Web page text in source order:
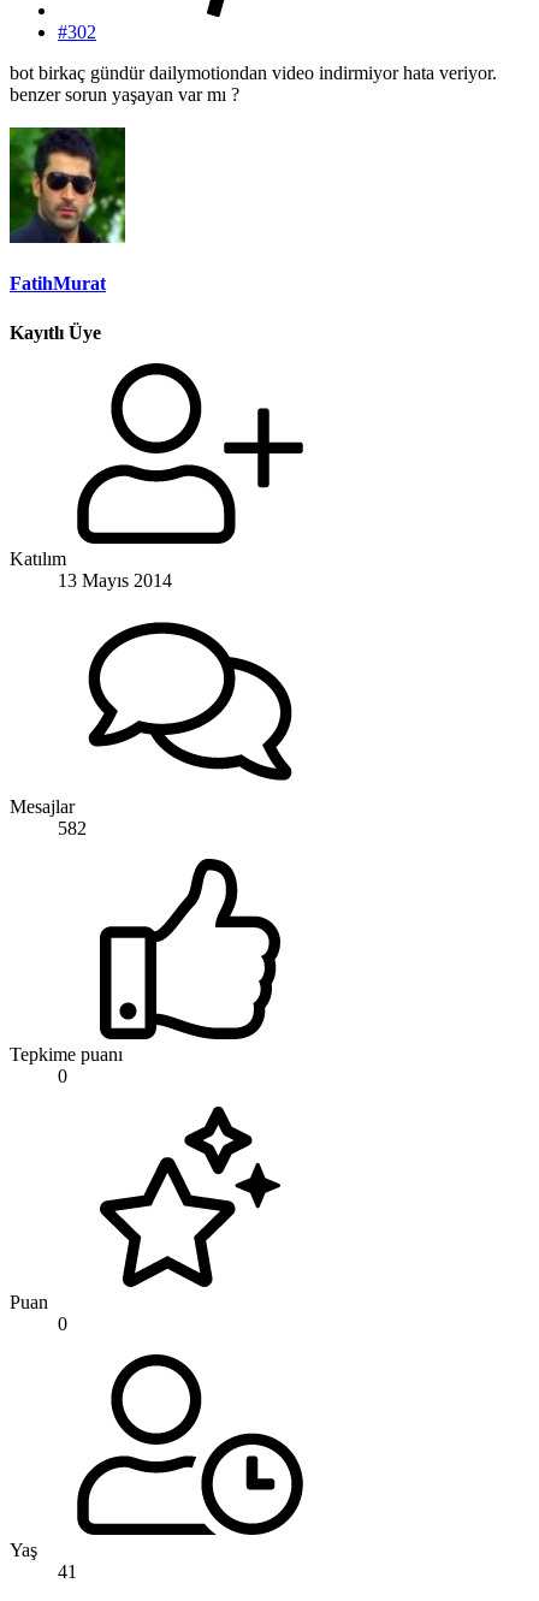
#302
bot birkaç gündür dailymotiondan video indirmiyor hata veriyor.
benzer sorun yaşayan var mı ?
FatihMurat
Kayıtlı Üye
Katılım
13 Mayıs 2014
Mesajlar
582
Tepkime puanı
0
Puan
0
Yaş
41